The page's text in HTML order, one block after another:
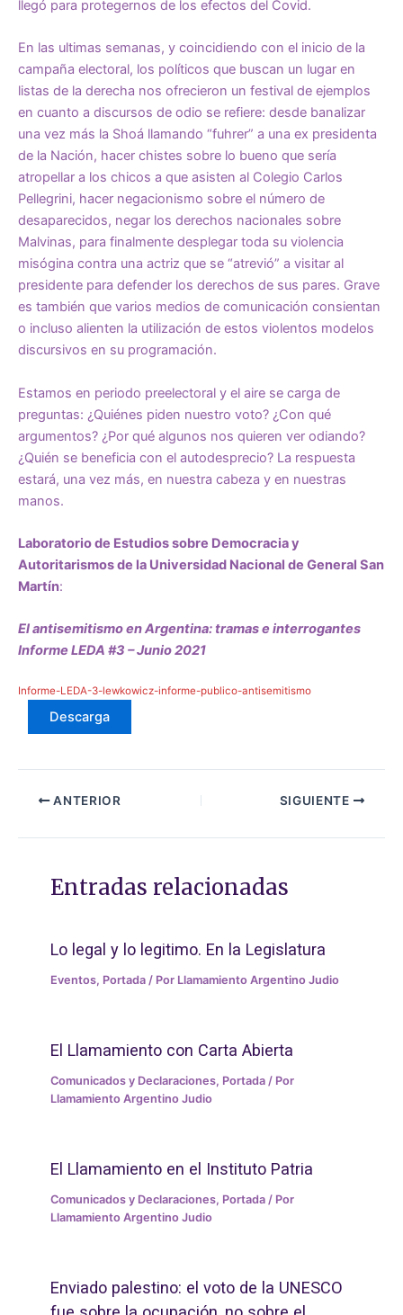
llegó para protegernos de los efectos del Covid.
En las ultimas semanas, y coincidiendo con el inicio de la
campaña electoral, los políticos que buscan un lugar en
listas de la derecha nos ofrecieron un festival de ejemplos
en cuanto a discursos de odio se refiere: desde banalizar
una vez más la Shoá llamando “fuhrer” a una ex presidenta
de la Nación, hacer chistes sobre lo bueno que sería
atropellar a los chicos a que asisten al Colegio Carlos
Pellegrini, hacer negacionismo sobre el número de
desaparecidos, negar los derechos nacionales sobre
Malvinas, para finalmente desplegar toda su violencia
misógina contra una actriz que se “atrevió” a visitar al
presidente para defender los derechos de sus pares. Grave
es también que varios medios de comunicación consientan
o incluso alienten la utilización de estos violentos modelos
discursivos en su programación.
Estamos en periodo preelectoral y el aire se carga de
preguntas: ¿Quiénes piden nuestro voto? ¿Con qué
argumentos? ¿Por qué algunos nos quieren ver odiando?
¿Quién se beneficia con el autodesprecio? La respuesta
estará, una vez más, en nuestra cabeza y en nuestras
manos.
Laboratorio de Estudios sobre Democracia y
Autoritarismos de la Universidad Nacional de General San
Martín:
El antisemitismo en Argentina: tramas e interrogantes
Informe LEDA #3 – Junio 2021
Informe-LEDA-3-lewkowicz-informe-publico-antisemitismo
Descarga
ANTERIOR SIGUIENTE
Entradas relacionadas
Lo legal y lo legitimo. En la Legislatura
Eventos, Portada / Por Llamamiento Argentino Judio
El Llamamiento con Carta Abierta
Comunicados y Declaraciones, Portada / Por
Llamamiento Argentino Judio
El Llamamiento en el Instituto Patria
Comunicados y Declaraciones, Portada / Por
Llamamiento Argentino Judio
Enviado palestino: el voto de la UNESCO